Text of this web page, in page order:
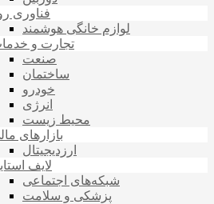
فناوری
لوازم خانگی هوشمند
تجارت و
صنعت
ساختمان
خودرو
انرژی
محیط زیست
بازارهای
ارزدیجیتال
لایف
شبکه‌های اجتماعی
پزشکی و سلامت